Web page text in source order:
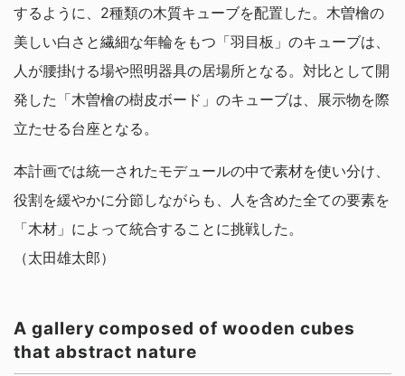
するように、2種類の木質キューブを配置した。木曽檜の
美しい白さと繊細な年輪をもつ「羽目板」のキューブは、
人が腰掛ける場や照明器具の居場所となる。対比として開
発した「木曽檜の樹皮ボード」のキューブは、展示物を際
立たせる台座となる。
本計画では統一されたモデュールの中で素材を使い分け、
役割を緩やかに分節しながらも、人を含めた全ての要素を
「木材」によって統合することに挑戦した。
（太田雄太郎）
A gallery composed of wooden cubes
that abstract nature